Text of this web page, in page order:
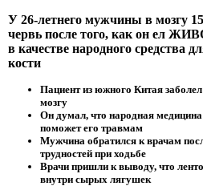
У 26-летнего мужчины в мозгу
червь после того, как он ел
в качестве народного средства
кости
Пациент из южного Китая
мозгу
Он думал, что народная
поможет его травмам
Мужчина обратился к врачам
трудностей при ходьбе
Врачи пришли к выводу, что
внутри сырых лягушек